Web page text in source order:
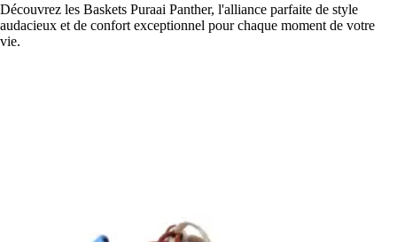
Découvrez les Baskets Puraai Panther, l'alliance parfaite de style
audacieux et de confort exceptionnel pour chaque moment de votre
vie.